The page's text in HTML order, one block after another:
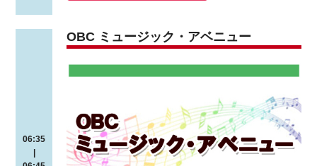
06:35
|
OBC ミュージック・アベニュー